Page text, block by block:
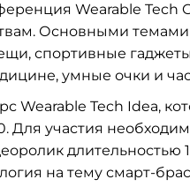
Wearable Tech
Основными темами
спортивные
умные очки и
Wearable Tech Idea,
участия
длительностью
на тему смарт-